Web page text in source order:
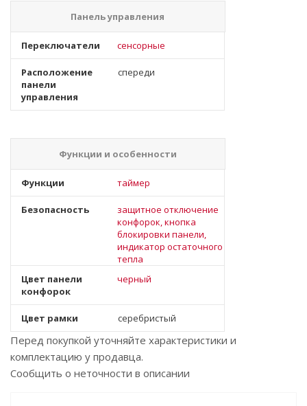
Панель управления
Переключатели сенсорные
Расположение
панели
управления
спереди
Функции и особенности
Функции таймер
Безопасность
защитное отключение
конфорок, кнопка
блокировки панели,
индикатор остаточного
тепла
Цвет панели
конфорок
черный
Цвет рамки серебристый
Перед покупкой уточняйте характеристики и
комплектацию у продавца.
Сообщить о неточности в описании